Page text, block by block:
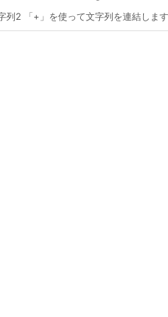
列2 「+」を使って文字列を連結しま